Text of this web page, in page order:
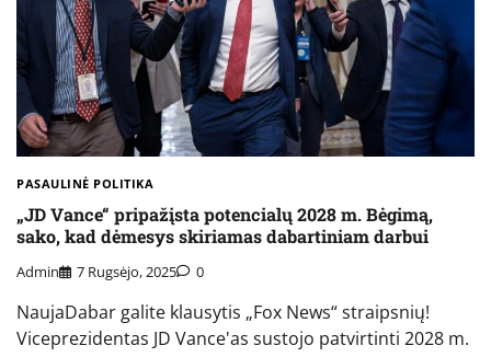
PASAULINĖ POLITIKA
„JD Vance“ pripažįsta potencialų 2028 m. Bėgimą,
sako, kad dėmesys skiriamas dabartiniam darbui
Admin 7 Rugsėjo, 2025 0
NaujaDabar galite klausytis „Fox News“ straipsnių!
Viceprezidentas JD Vance'as sustojo patvirtinti 2028 m.